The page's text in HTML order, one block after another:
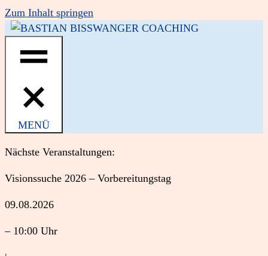
Zum Inhalt springen
MENÜ
Nächste Veranstaltungen:
Visionssuche 2026 – Vorbereitungstag
09.08.2026
– 10:00 Uhr